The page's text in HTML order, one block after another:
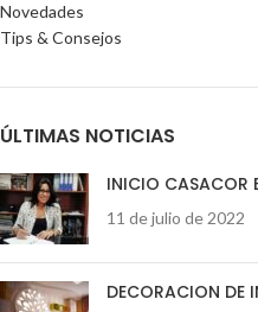
Novedades
Tips & Consejos
ÚLTIMAS NOTICIAS
INICIO CASACOR
11 de julio de 2022
DECORACION DE